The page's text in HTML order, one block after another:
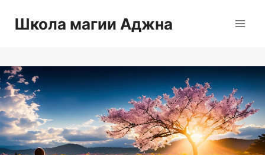
Школа магии Аджна